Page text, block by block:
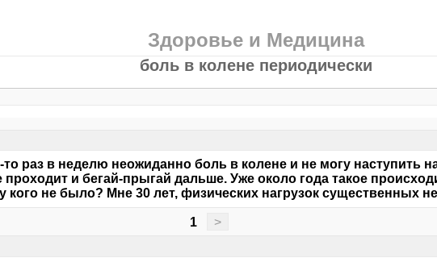
Здоровье и Медицина
боль в колене периодически
то раз в неделю неожиданно боль в колене и не могу наступить
проходит и бегай-прыгай дальше. Уже около года такое
кого не было? Мне 30 лет, физических нагрузок существенных
1 >